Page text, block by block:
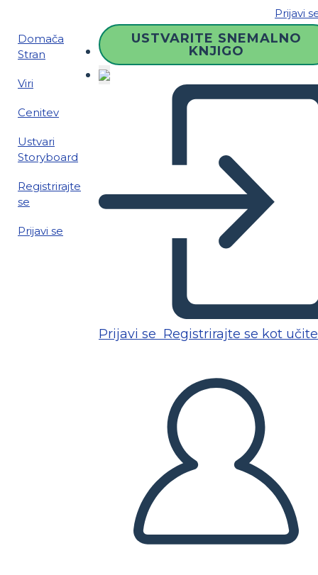
Prijavi
Domača
Stran
Viri
Cenitev
Ustvari
Storyboard
Registrirajte
se
Prijavi se
USTVARITE SNEMALNO
KNJIGO
Prijavi se Registrirajte se kot